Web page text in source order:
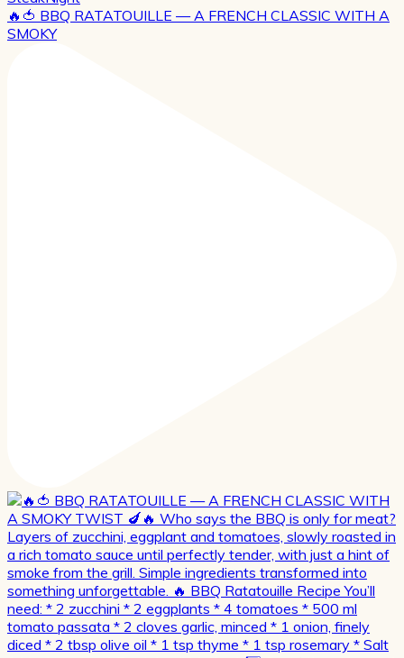
🔥🍅 BBQ RATATOUILLE — A FRENCH CLASSIC WITH A
SMOKY